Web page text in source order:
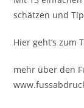
schätzen und
Hier geht’s zum
mehr über den